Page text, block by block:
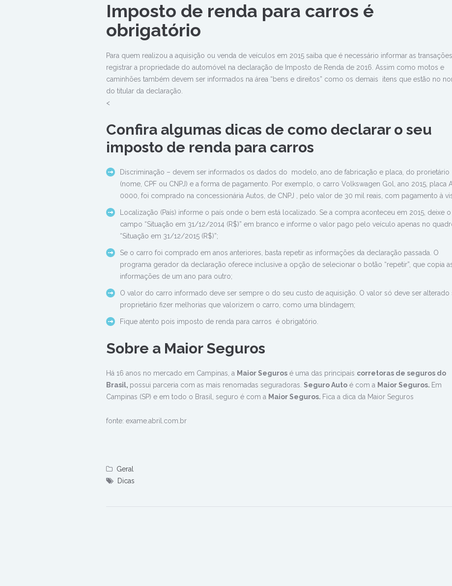
Imposto de renda para carros é
obrigatório
Para quem realizou a aquisição ou venda de veículos em 2015 saiba que é necessário informar as
registrar a propriedade do automóvel na declaração de Imposto de Renda de 2016. Assim como motos e
caminhões também devem ser informados na área “bens e direitos” como os demais itens que estão no
do titular da declaração.
<
Confira algumas dicas de como declarar o seu
imposto de renda para carros
Discriminação – devem ser informados os dados do modelo, ano de fabricação e placa, do prorietário
(nome, CPF ou CNPJ) e a forma de pagamento. Por exemplo, o carro Volkswagen Gol, ano 2015, placa
0000, foi comprado na concessionária Autos, de CNPJ , pelo valor de 30 mil reais, com pagamento à
Localização (País) informe o país onde o bem está localizado. Se a compra aconteceu em 2015, deixe o
campo “Situação em 31/12/2014 (R$)” em branco e informe o valor pago pelo veículo apenas no
“Situação em 31/12/2015 (R$)”;
Se o carro foi comprado em anos anteriores, basta repetir as informações da declaração passada. O
programa gerador da declaração oferece inclusive a opção de selecionar o botão “repetir”, que copia
informações de um ano para outro;
O valor do carro informado deve ser sempre o do seu custo de aquisição. O valor só deve ser alterado
proprietário fizer melhorias que valorizem o carro, como uma blindagem;
Fique atento pois imposto de renda para carros é obrigatório.
Sobre a Maior Seguros
Há 16 anos no mercado em Campinas, a Maior Seguros é uma das principais corretoras de seguros do
Brasil, possui parceria com as mais renomadas seguradoras. Seguro Auto é com a Maior Seguros. Em
Campinas (SP) e em todo o Brasil, seguro é com a Maior Seguros. Fica a dica da Maior Seguros
fonte: exame.abril.com.br
Geral
Dicas